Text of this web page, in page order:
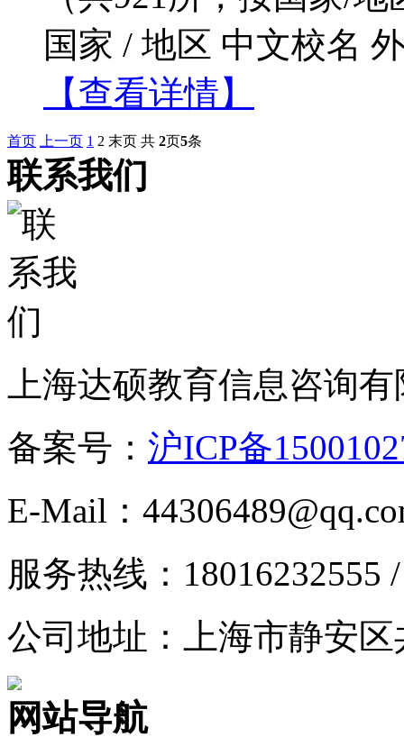
国家 / 地区 中文校名
【查看详情】
首页 上一页 1 2 末页 共 2页5条
联系我们
上海达硕教育信息咨询
备案号： 沪ICP备
E-Mail：
服务热线：18016232555
公司地址：上海市静安
网站导航